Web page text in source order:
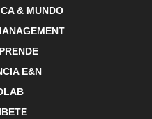
& MUNDO
E&N